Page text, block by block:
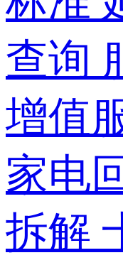
查询
增值
家电
拆解